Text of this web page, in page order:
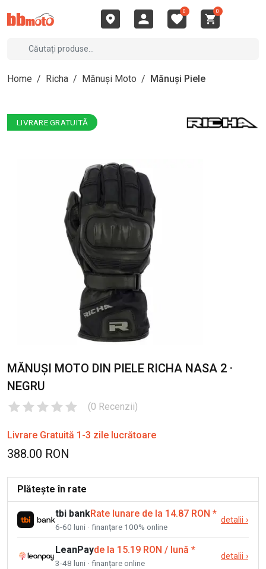
0 0
Home / Richa / Mănuși Moto / Mănuși Piele
LIVRARE GRATUITĂ
MĂNUȘI MOTO DIN PIELE RICHA NASA 2 ·
NEGRU
(0 Recenzii)
Livrare Gratuită 1-3 zile lucrătoare
388.00 RON
Plătește în rate
tbi bankRate lunare de la 14.87 RON *
6-60 luni · finanțare 100% online
detalii ›
LeanPayde la 15.19 RON / lună *
3-48 luni · finanțare online
detalii ›